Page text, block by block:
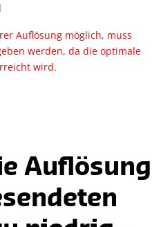
Auflösung möglich, muss
werden, da die optimale
wird.
Auflösung